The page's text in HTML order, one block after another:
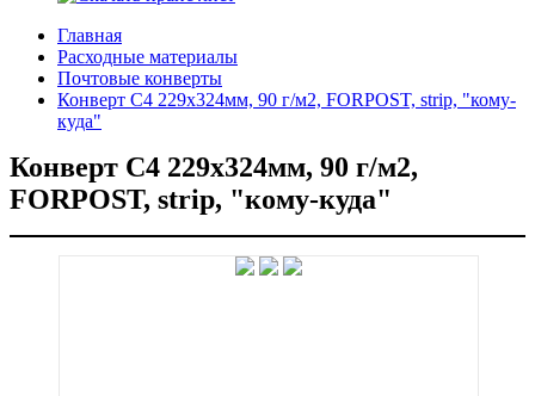
Главная
Расходные материалы
Почтовые конверты
Конверт C4 229x324мм, 90 г/м2, FORPOST, strip, "кому-
куда"
Конверт C4 229x324мм, 90 г/м2,
FORPOST, strip, "кому-куда"